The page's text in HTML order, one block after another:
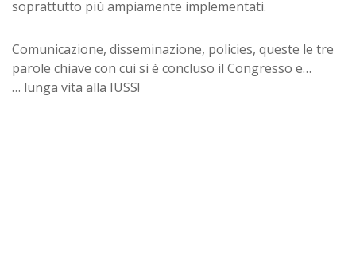
soprattutto più ampiamente implementati.
Comunicazione, disseminazione, policies, queste le tre
parole chiave con cui si è concluso il Congresso e…
… lunga vita alla IUSS!